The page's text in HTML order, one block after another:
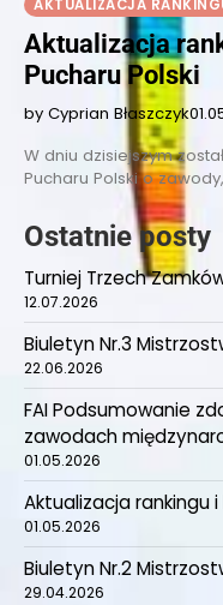
AKTUALIZACJA
Aktualizacja
Pucharu Polski
by Cyprian Błaszczyk
W dniu dzisiejszym
Pucharu Polski o
Ostatnie posty
Turniej Trzech
12.07.2026
Biuletyn Nr.3
22.06.2026
FAI Podsumowanie
zawodach
01.05.2026
Aktualizacja rankingu
01.05.2026
Biuletyn Nr.2
29.04.2026